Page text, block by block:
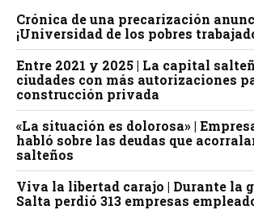
Crónica de una precarización
¡Universidad de los pobres
Entre 2021 y 2025 | La capital
ciudades con más autorizaciones
construcción privada
«La situación es dolorosa» |
habló sobre las deudas que
salteños
Viva la libertad carajo | Durante la
Salta perdió 313 empresas